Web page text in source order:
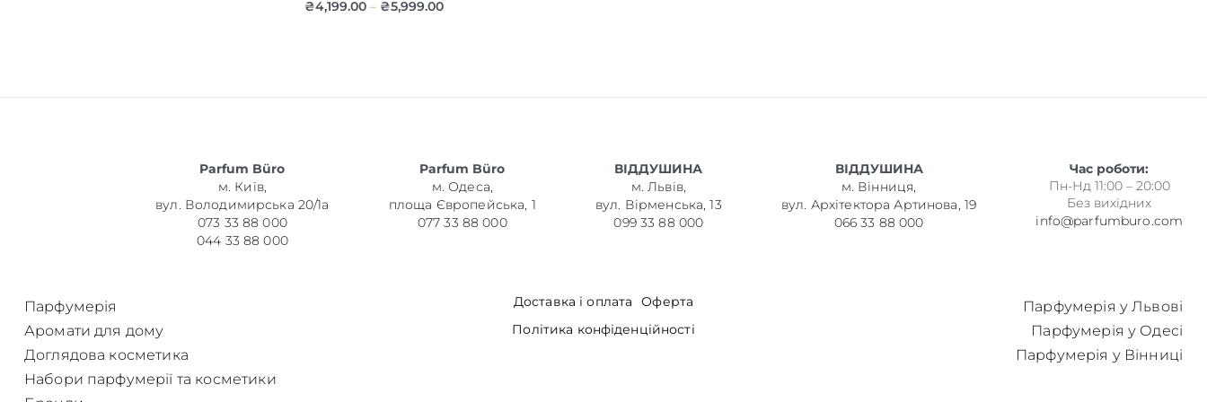
₴4,199.00 – ₴5,999.00
Parfum Büro
м. Київ,
вул. Володимирська 20/1а
073 33 88 000
044 33 88 000
Parfum Büro
м. Одеса,
площа Європейська, 1
077 33 88 000
ВІДДУШИНА
м. Львів,
вул. Вірменська, 13
099 33 88 000
ВІДДУШИНА
м. Вінниця,
вул. Архітектора Артинова, 19
066 33 88 000
Час роботи:
Пн-Нд 11:00 – 20:00
Без вихідних
info@parfumburo.com
Парфумерія
Аромати для дому
Доглядова косметика
Набори парфумерії та косметики
Доставка і оплата
Оферта
Політика конфіденційності
Парфумерія у Львові
Парфумерія у Одесі
Парфумерія у Вінниці